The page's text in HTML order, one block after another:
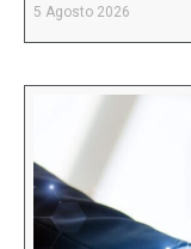
5 Agosto 2026